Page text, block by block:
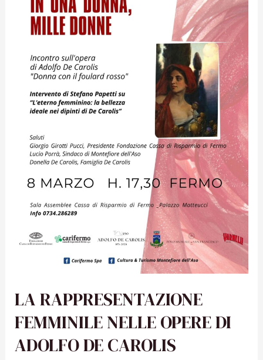
LA RAPPRESENTAZIONE
FEMMINILE NELLE OPERE DI
ADOLFO DE CAROLIS